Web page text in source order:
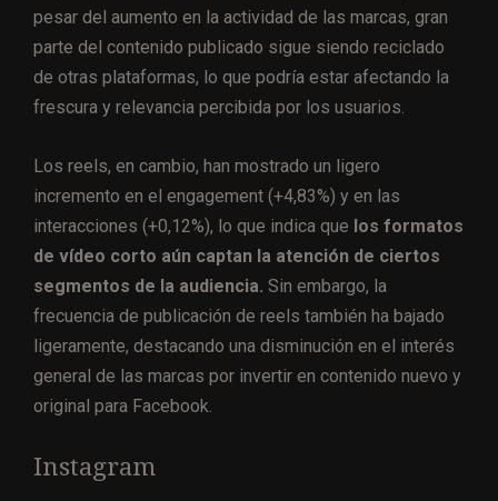
pesar del aumento en la actividad de las marcas, gran
parte del contenido publicado sigue siendo reciclado
de otras plataformas, lo que podría estar afectando la
frescura y relevancia percibida por los usuarios.
Los reels, en cambio, han mostrado un ligero
incremento en el engagement (+4,83%) y en las
interacciones (+0,12%), lo que indica que los formatos
de vídeo corto aún captan la atención de ciertos
segmentos de la audiencia. Sin embargo, la
frecuencia de publicación de reels también ha bajado
ligeramente, destacando una disminución en el interés
general de las marcas por invertir en contenido nuevo y
original para Facebook.
Instagram